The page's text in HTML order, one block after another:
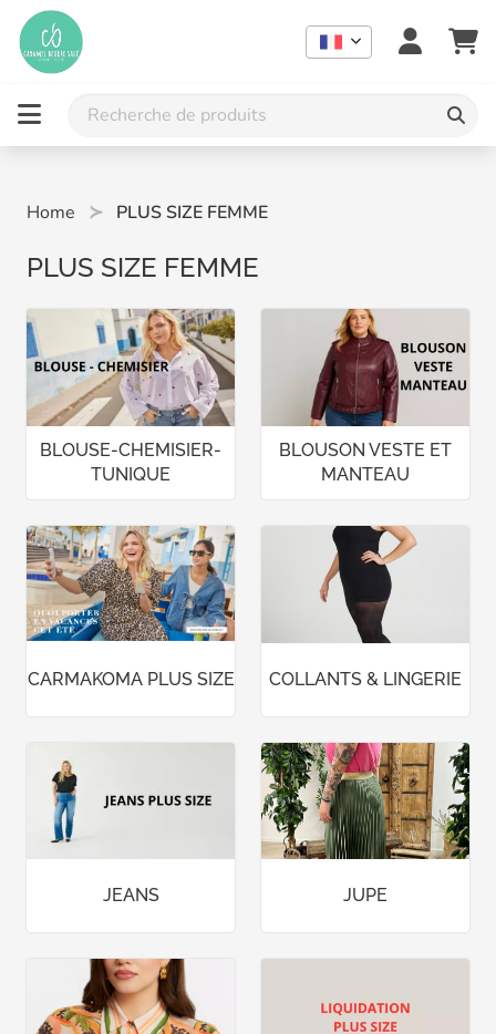
Home PLUS SIZE FEMME
PLUS SIZE FEMME
BLOUSE-CHEMISIER-
TUNIQUE
BLOUSON VESTE ET
MANTEAU
CARMAKOMA PLUS SIZE COLLANTS & LINGERIE
JEANS JUPE